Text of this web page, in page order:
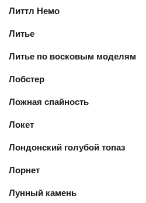
Литтл Немо
Литье
Литье по восковым моделям
Лобстер
Ложная спайность
Локет
Лондонский голубой топаз
Лорнет
Лунный камень